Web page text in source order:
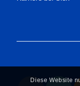
Diese Website